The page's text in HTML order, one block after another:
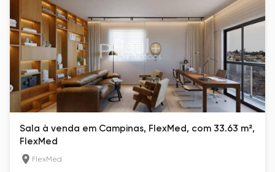
Sala à venda em Campinas, FlexMed, com 33.63 m²,
FlexMed
FlexMed